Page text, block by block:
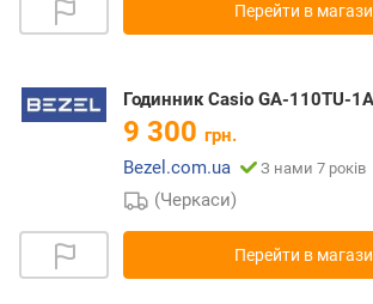
Перейти в
Годинник Casio GA-110TU-
9 300 грн.
Bezel.com.ua
З нами 7 років
(Черкаси)
Перейти в